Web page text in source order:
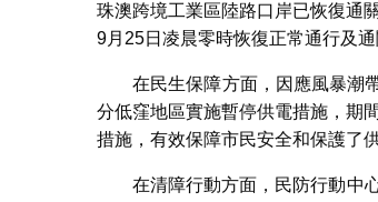
珠澳跨境工業區陸路口岸已恢復通
9月25日凌晨零時恢復正常通行及通
在民生保障方面，因應風暴潮
分低窪地區實施暫停供電措施，期
措施，有效保障市民安全和保護了
在清障行動方面，民防行動中